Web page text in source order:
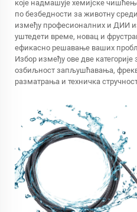
које надмашује хемијске
по безбедности за животну
између професионалних и ДИИ
уштедети време, новац и
ефикасно решавање ваших
Избор између ове две
озбиљност запљушћавања,
разматрања и техничка